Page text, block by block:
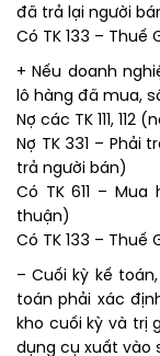
đã trả lại người
Có TK 133 – Thuế
+ Nếu doanh
lô hàng đã mua,
Nợ các TK 111,
Nợ TK 331 – Phải
trả người bán)
Có TK 611 –
thuận)
Có TK 133 –
– Cuối kỳ kế
toán phải xác
kho cuối kỳ và trị
dụng cụ xuất vào